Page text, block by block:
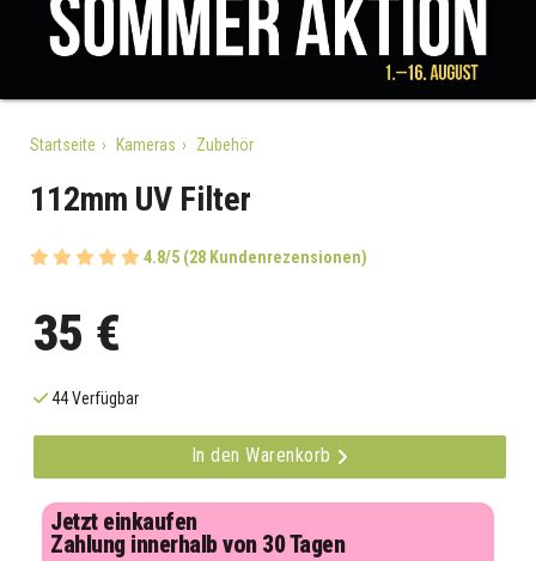
Startseite Kameras Zubehör
112mm UV Filter
4.8/5 (28 Kundenrezensionen)
35 €
44 Verfügbar
In den Warenkorb
Jetzt einkaufen
Zahlung innerhalb von 30 Tagen